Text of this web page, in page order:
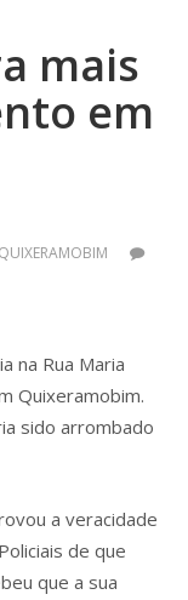
mais
em
QUIXERAMOBIM
na Rua Maria
Quixeramobim.
sido arrombado
a veracidade
de que
que a sua